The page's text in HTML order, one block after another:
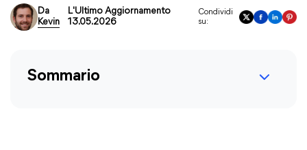
Da
Kevin
L'Ultimo Aggiornamento
13.05.2026
Condividi
su:
Sommario